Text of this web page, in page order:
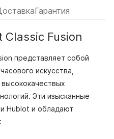
Гарантия
Classic Fusion
представляет собой
искусства,
Эти изысканные
Hublot и обладают